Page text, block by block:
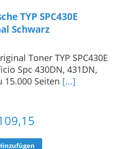
TYP SPC430E
Schwarz
Toner TYP SPC430E
Spc 430DN, 431DN,
15.000 Seiten [...]